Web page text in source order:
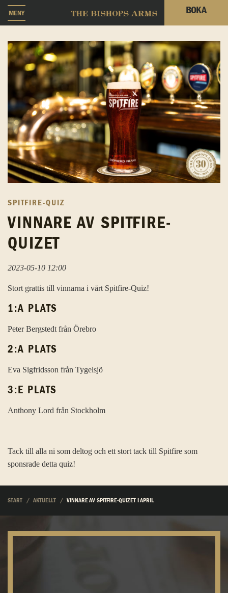
MENY BOKA
SPITFIRE-QUIZ
VINNARE AV SPITFIRE-
QUIZET
2023-05-10 12:00
Stort grattis till vinnarna i vårt Spitfire-Quiz!
1:A PLATS
Peter Bergstedt från Örebro
2:A PLATS
Eva Sigfridsson från Tygelsjö
3:E PLATS
Anthony Lord från Stockholm
Tack till alla ni som deltog och ett stort tack till Spitfire som
sponsrade detta quiz!
START AKTUELLT VINNARE AV SPITFIRE-QUIZET I APRIL